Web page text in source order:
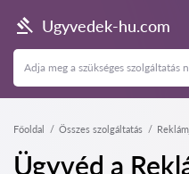
Ugyvedek-hu.com
Főoldal Összes szolgáltatás
Ügyvéd a